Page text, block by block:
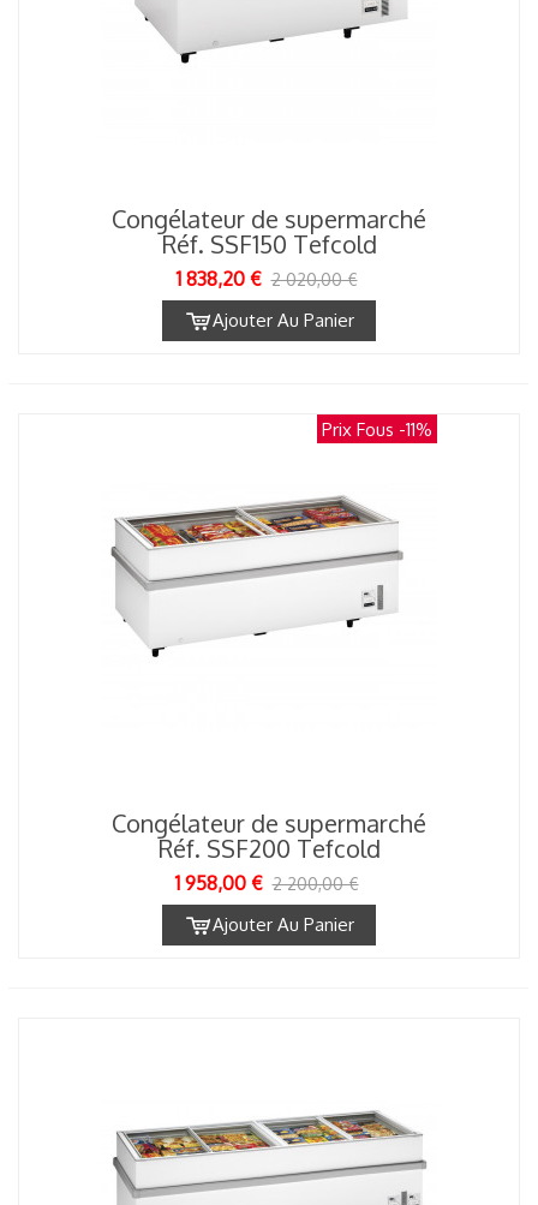
Congélateur de supermarché
Réf. SSF150 Tefcold
1 838,20 € 2 020,00 €
Ajouter Au Panier
Prix Fous -11%
Congélateur de supermarché
Réf. SSF200 Tefcold
1 958,00 € 2 200,00 €
Ajouter Au Panier